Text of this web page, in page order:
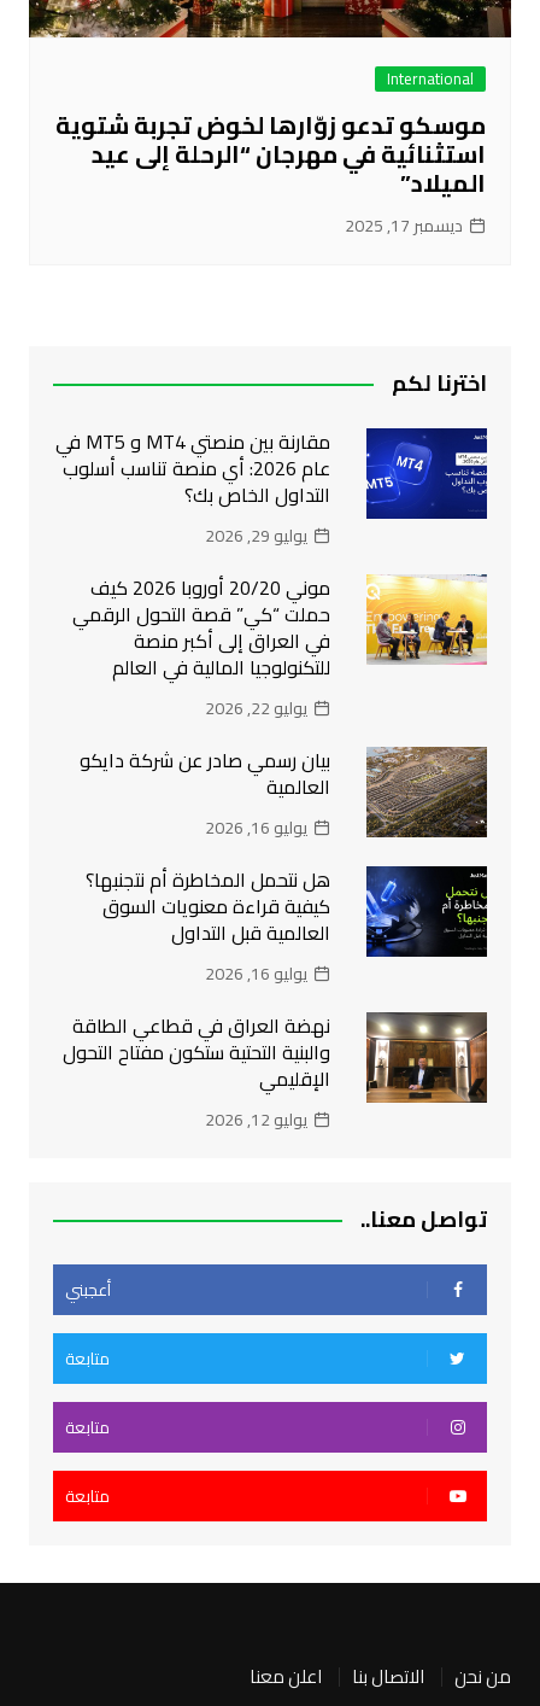
International
موسكو تدعو زوّارها لخوض تجربة شتوية
استثنائية في مهرجان “الرحلة إلى عيد
الميلاد”
ديسمبر 17, 2025
اخترنا لكم
مقارنة بين منصتي MT4 و MT5 في
عام 2026: أي منصة تناسب أسلوب
التداول الخاص بك؟
يوليو 29, 2026
موني 20/20 أوروبا 2026 كيف
حملت “كي” قصة التحول الرقمي
في العراق إلى أكبر منصة
للتكنولوجيا المالية في العالم
يوليو 22, 2026
بيان رسمي صادر عن شركة دايكو
العالمية
يوليو 16, 2026
هل نتحمل المخاطرة أم نتجنبها؟
كيفية قراءة معنويات السوق
العالمية قبل التداول
يوليو 16, 2026
نهضة العراق في قطاعي الطاقة
والبنية التحتية ستكون مفتاح التحول
الإقليمي
يوليو 12, 2026
تواصل معنا..
أعجبني
متابعة
متابعة
متابعة
من نحن الاتصال بنا اعلن معنا